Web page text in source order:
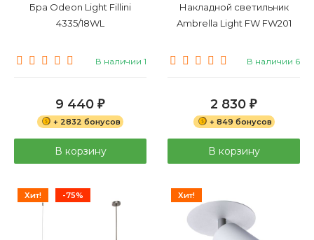
Бра Odeon Light Fillini
4335/18WL
В наличии 1
9 440 ₽
+ 2832 бонусов
В корзину
Накладной светильник
Ambrella Light FW FW201
В наличии 6
2 830 ₽
+ 849 бонусов
В корзину
Хит! -75% Хит!